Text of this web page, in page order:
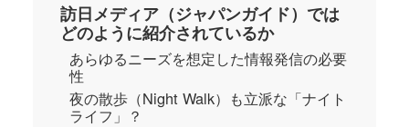
訪日メディア（ジャパンガイド）では
どのように紹介されているか
あらゆるニーズを想定した情報発信の必要
性
夜の散歩（Night Walk）も立派な「ナイト
ライフ」？